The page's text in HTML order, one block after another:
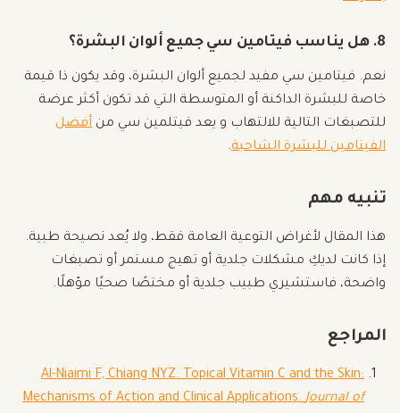
8. هل يناسب فيتامين سي جميع ألوان البشرة؟
نعم. فيتامين سي مفيد لجميع ألوان البشرة، وقد يكون ذا قيمة
خاصة للبشرة الداكنة أو المتوسطة التي قد تكون أكثر عرضة
للتصبغات التالية للالتهاب و يعد فيتلمين سي من أفضل
الفيتامين للبشرة الشاحبة.
تنبيه مهم
هذا المقال لأغراض التوعية العامة فقط، ولا يُعد نصيحة طبية.
إذا كانت لديكِ مشكلات جلدية أو تهيج مستمر أو تصبغات
واضحة، فاستشيري طبيب جلدية أو مختصًا صحيًا مؤهلًا.
المراجع
Al-Niaimi F, Chiang NYZ. Topical Vitamin C and the Skin:
Mechanisms of Action and Clinical Applications.Journal of